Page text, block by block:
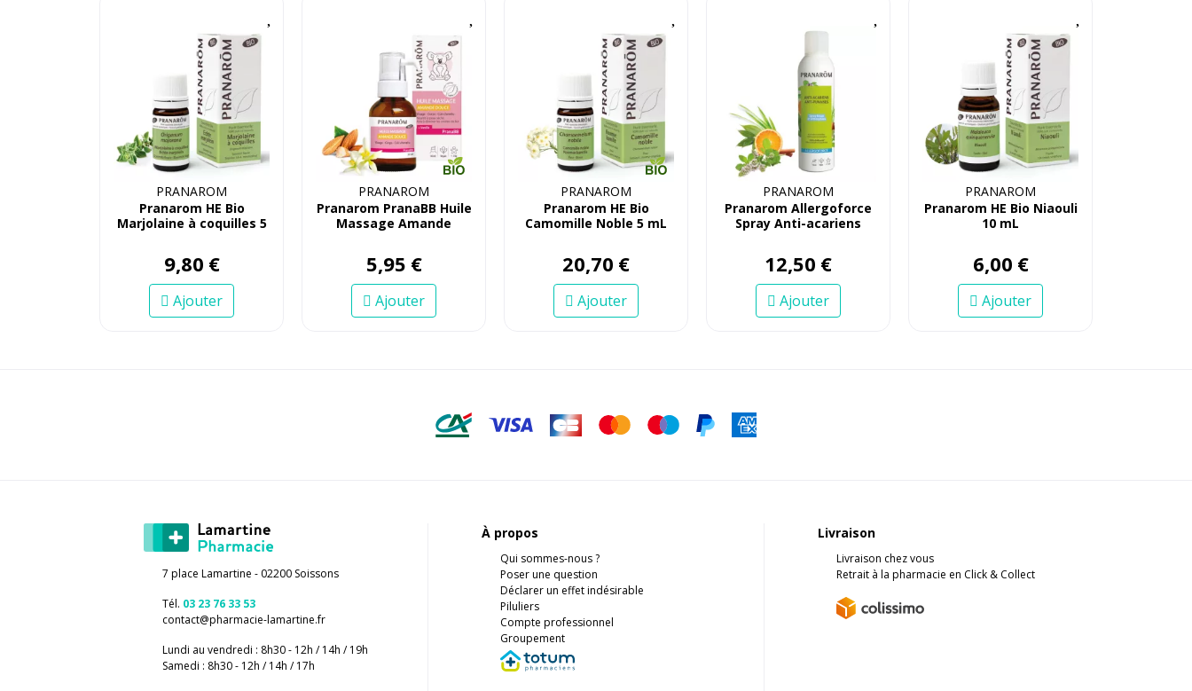
PRANAROM
Pranarom HE Bio
Marjolaine à coquilles 5
9,80 €
Ajouter
PRANAROM
Pranarom PranaBB Huile
Massage Amande
5,95 €
Ajouter
PRANAROM
Pranarom HE Bio
Camomille Noble 5 mL
20,70 €
Ajouter
PRANAROM
Pranarom Allergoforce
Spray Anti-acariens
12,50 €
Ajouter
PRANAROM
Pranarom HE Bio Niaouli
10 mL
6,00 €
Ajouter
7 place Lamartine - 02200 Soissons
Tél. 03 23 76 33 53
contact@pharmacie-lamartine.fr
Lundi au vendredi : 8h30 - 12h / 14h / 19h
Samedi : 8h30 - 12h / 14h / 17h
À propos
Qui sommes-nous ?
Poser une question
Déclarer un effet indésirable
Piluliers
Compte professionnel
Groupement
Livraison
Livraison chez vous
Retrait à la pharmacie en Click & Collect